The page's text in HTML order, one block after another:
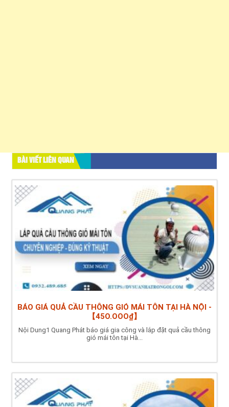
BÀI VIẾT LIÊN QUAN
BÁO GIÁ QUẢ CẦU THÔNG GIÓ MÁI TÔN TẠI HÀ NỘI -
【45O.OOO₫】
Nội Dung1 Quang Phát báo giá gia công và lắp đặt quả cầu thông
gió mái tôn tại Hà...